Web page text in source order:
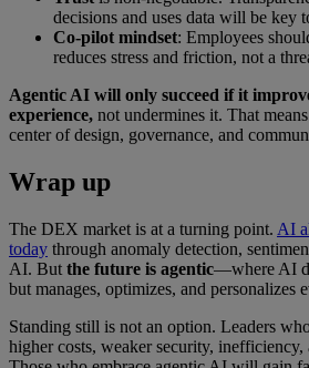
decisions and uses data will be key
Co-pilot mindset: Employees
reduces stress and friction, not a
Agentic AI will only succeed if it
experience, not undermines it. That
center of design, governance, and
Wrap up
The DEX market is at a turning point. AI
today through anomaly detection,
AI. But the future is agentic—where AI
but manages, optimizes, and personalizes
Standing still is not an option. Leaders
higher costs, weaker security, inefficiency,